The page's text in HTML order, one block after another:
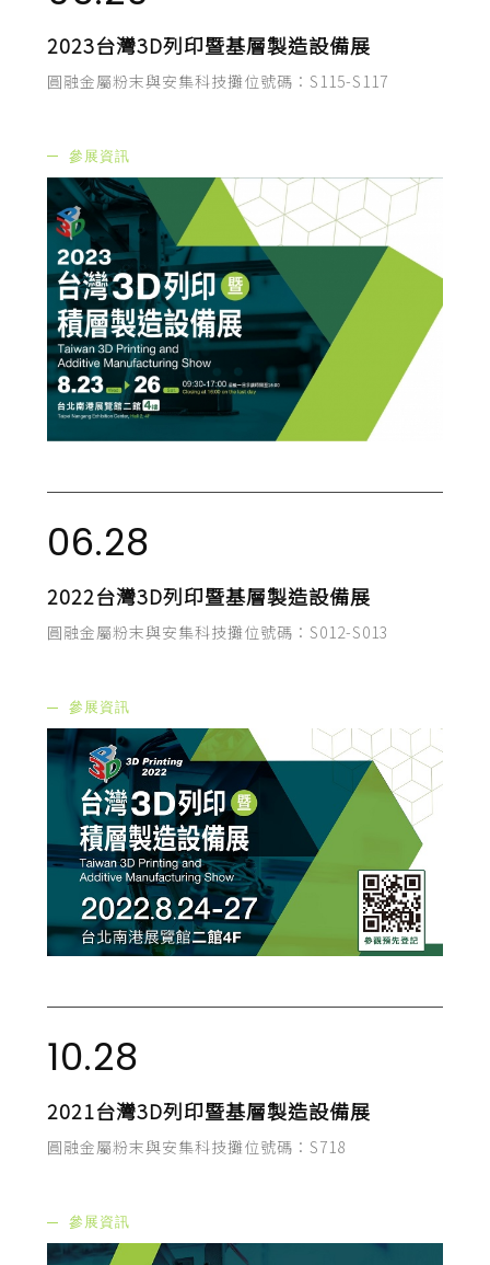
2023台灣3D列印暨基層製造設備展
圓融金屬粉末與安集科技攤位號碼：S115-S117
參展資訊
06.28
2022台灣3D列印暨基層製造設備展
圓融金屬粉末與安集科技攤位號碼：S012-S013
參展資訊
10.28
2021台灣3D列印暨基層製造設備展
圓融金屬粉末與安集科技攤位號碼：S718
參展資訊